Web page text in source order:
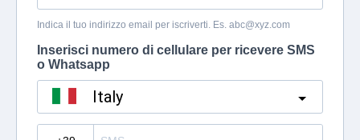
Indica il tuo indirizzo email per iscriverti. Es. abc@xyz.com
Inserisci numero di cellulare per ricevere SMS
o Whatsapp
Italy